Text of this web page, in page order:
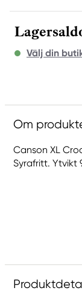
Välj din
Om
Canson XL
Syrafritt. Ytvikt